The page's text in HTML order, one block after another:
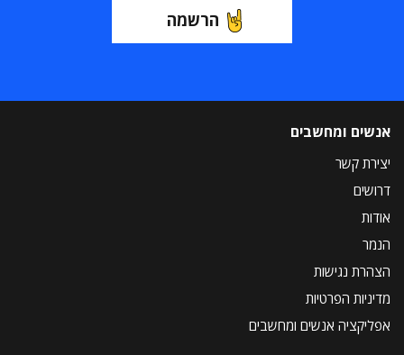
הרשמה
אנשים ומחשבים
יצירת קשר
דרושים
אודות
הנמר
הצהרת נגישות
מדיניות הפרטיות
אפליקציה אנשים ומחשבים